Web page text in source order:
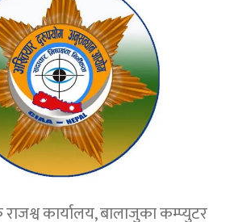
कार्यालय, बालाजुका कम्प्युटर